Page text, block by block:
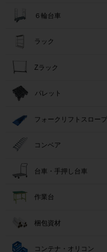
６輪台車
ラック
Zラック
パレット
フォークリフトスロープ
コンベア
台車・手押し台車
作業台
梱包資材
コンテナ・オリコン